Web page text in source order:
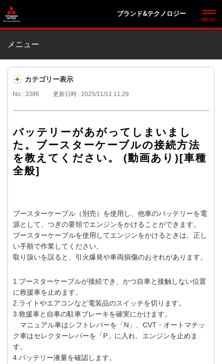
ブランド&テクノロジー
メニュー
カテゴリー表示
No : 3386 更新日時 : 2025/11/11 11:29
バッテリーがあがってしまいまし
た。ブースターケーブルの接続方法
を教えてください。 (動画あり)[車種
全般]
ブースターケーブル（別売）を使用し、他車のバッテリーを電
源として、つぎの要領でエンジンをかけることができます。
ブースターケーブルを使用してエンジンをかけるときは、正し
い手順で作業してください。
取り扱いを誤ると、引火爆発や車両損傷のおそれがあります。
1.ブースターケーブルが接続でき、かつ自車と接触しない位置
に救援車を止めます。
2.ライトやエアコンなど電装品のスイッチを切ります。
3.救援車と自車の駐車ブレーキを確実にかけます。
マニュアル車はシフトレバーを「N」、CVT・オートマチッ
ク車はセレクターレバーを「P」に入れ、エンジンを止めま
す。
4.バッテリー液量を確認します。